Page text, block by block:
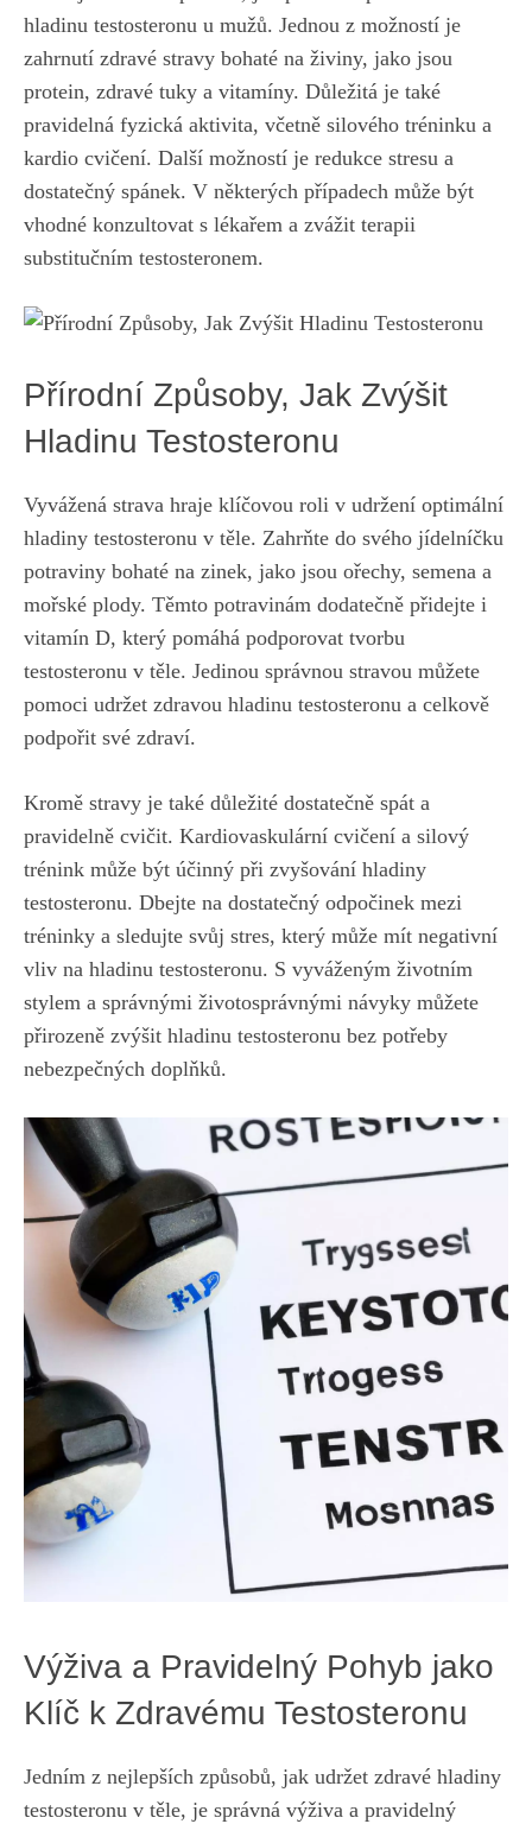
hladinu testosteronu u‍ mužů. Jednou‌ z možností je
⁤zahrnutí zdravé stravy bohaté na⁤ živiny, jako jsou
protein, zdravé tuky a vitamíny. ‍Důležitá je také‌
pravidelná fyzická aktivita, včetně⁣ silového tréninku a
kardio cvičení. Další možností je redukce ⁢stresu a
dostatečný⁤ spánek. ⁤V některých případech může být
‌vhodné konzultovat s lékařem a‌ zvážit terapii
⁣substitučním testosteronem.
Přírodní ​Způsoby, Jak Zvýšit
Hladinu Testosteronu
Vyvážená strava hraje klíčovou roli v udržení ​optimální
hladiny testosteronu v‌ těle. Zahrňte do svého jídelníčku
potraviny​ bohaté na zinek, jako jsou ⁤ořechy, ⁢semena a
mořské​ plody. Těmto potravinám dodatečně ​přidejte i
vitamín D, který pomáhá podporovat tvorbu
testosteronu⁤ v těle.⁢ Jedinou správnou‌ stravou můžete
pomoci udržet zdravou hladinu ‍testosteronu a celkově
podpořit své zdraví.
Kromě stravy ​je také⁣ důležité dostatečně spát a⁢
pravidelně cvičit.​ Kardiovaskulární cvičení a silový
trénink může být účinný při zvyšování hladiny
testosteronu. Dbejte na dostatečný odpočinek‌ mezi⁣
tréninky a sledujte ‍svůj stres, který může mít negativní
vliv na hladinu testosteronu. S vyváženým životním
stylem a správnými ⁣životosprávnými návyky můžete
přirozeně‌ zvýšit hladinu testosteronu‍ bez potřeby
⁢nebezpečných doplňků.
Výživa a Pravidelný Pohyb jako
‍Klíč k Zdravému Testosteronu
Jedním z nejlepších způsobů, jak⁤ udržet zdravé ⁤hladiny⁣
testosteronu v těle, ‍je správná výživa ​a pravidelný